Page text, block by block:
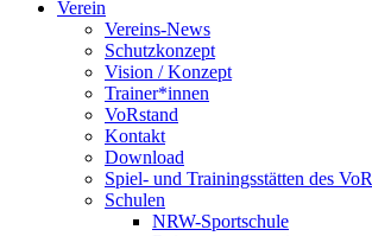
Verein
Vereins-News
Schutzkonzept
Vision / Konzept
Trainer*innen
VoRstand
Kontakt
Download
Spiel- und Trainingsstätten des VoR
Schulen
NRW-Sportschule